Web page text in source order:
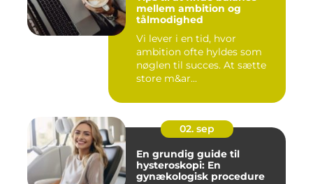
mellem ambition og
tålmodighed
Vi lever i en tid, hvor
ambition ofte hyldes som
nøglen til succes. At sætte
store m&ar...
02. sep
En grundig guide til
hysteroskopi: En
gynækologisk procedure